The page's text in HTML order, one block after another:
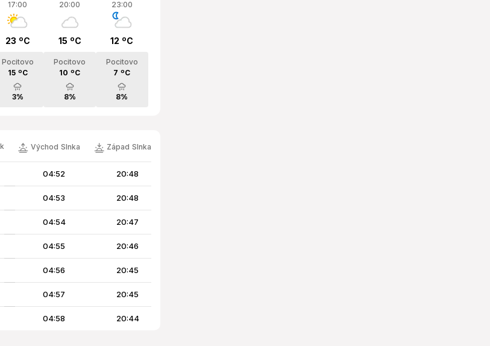
17:00
23 ºC
Pocitovo
15 ºC
3%
20:00
15 ºC
Pocitovo
10 ºC
8%
23:00
12 ºC
Pocitovo
7 ºC
8%
Východ Slnka Západ Slnka
04:52 20:48
04:53 20:48
04:54 20:47
04:55 20:46
04:56 20:45
04:57 20:45
04:58 20:44